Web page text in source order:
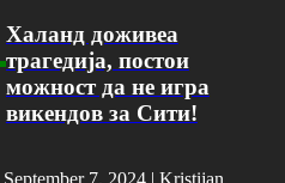
Халанд доживеа
трагедија, постои
можност да не игра
викендов за Сити!
September 7, 2024 | Kristijan